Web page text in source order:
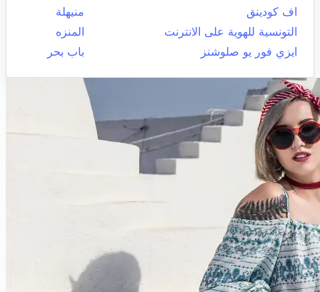
اف كودينق
منيهلة
التونسية للهوية على الانترنت
المنزه
ايزي فور يو صلوشنز
باب بحر